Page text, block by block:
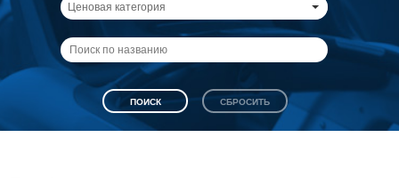
Ценовая категория